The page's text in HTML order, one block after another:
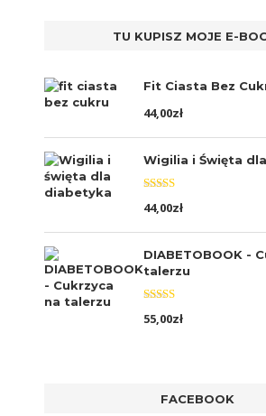
TU KUPISZ MOJE E-
Fit Ciasta Bez
44,00zł
Wigilia i Święta
Oceniono
5.00na 5
44,00zł
DIABETOBOOK -
talerzu
Oceniono
5.00na 5
55,00zł
FACEBOOK